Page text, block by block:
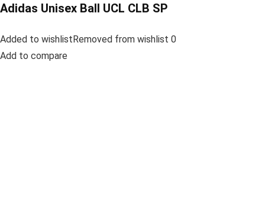
Adidas Unisex Ball UCL CLB SP
Added to wishlistRemoved from wishlist 0
Add to compare